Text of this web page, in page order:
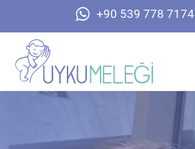
+90 539 778 7174